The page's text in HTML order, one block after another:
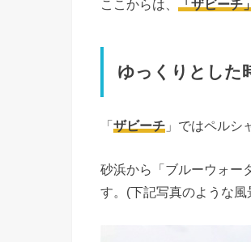
ここからは、 「ザビーチ
ゆっくりとした
「ザビーチ 」ではペルシ
砂浜から「ブルーウォー
す。(下記写真のような風